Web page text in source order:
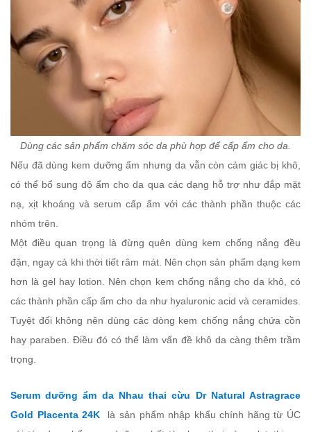
Dùng các sản phẩm chăm sóc da phù hợp để cấp ẩm cho da.
Nếu đã dùng kem dưỡng ẩm nhưng da vẫn còn cảm giác bị khô,
có thể bổ sung độ ẩm cho da qua các dạng hỗ trợ như đắp mặt
nạ, xịt khoáng và serum cấp ẩm với các thành phần thuộc các
nhóm trên.
Một điều quan trọng là đừng quên dùng kem chống nắng đều
đặn, ngay cả khi thời tiết râm mát. Nên chọn sản phẩm dạng kem
hơn là gel hay lotion. Nên chọn kem chống nắng cho da khô, có
các thành phần cấp ẩm cho da như hyaluronic acid và ceramides.
Tuyệt đối không nên dùng các dòng kem chống nắng chứa cồn
hay paraben. Điều đó có thể làm vấn đề khô da càng thêm trầm
trọng.
Serum dưỡng ẩm da Nhau thai cừu Dr Natural Astragrace
Gold Placenta 24K
là sản phẩm nhập khẩu chính hãng từ ÚC